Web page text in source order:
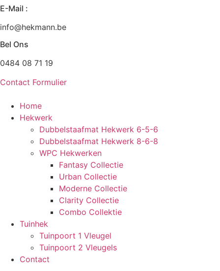
Zum
Inhalt
wechseln
E-Mail :
info@hekmann.be
Bel Ons
0484 08 71 19
Contact Formulier
Home
Hekwerk
Dubbelstaafmat Hekwerk 6-5-6
Dubbelstaafmat Hekwerk 8-6-8
WPC Hekwerken
Fantasy Collectie
Urban Collectie
Moderne Collectie
Clarity Collectie
Combo Collektie
Tuinhek
Tuinpoort 1 Vleugel
Tuinpoort 2 Vleugels
Contact